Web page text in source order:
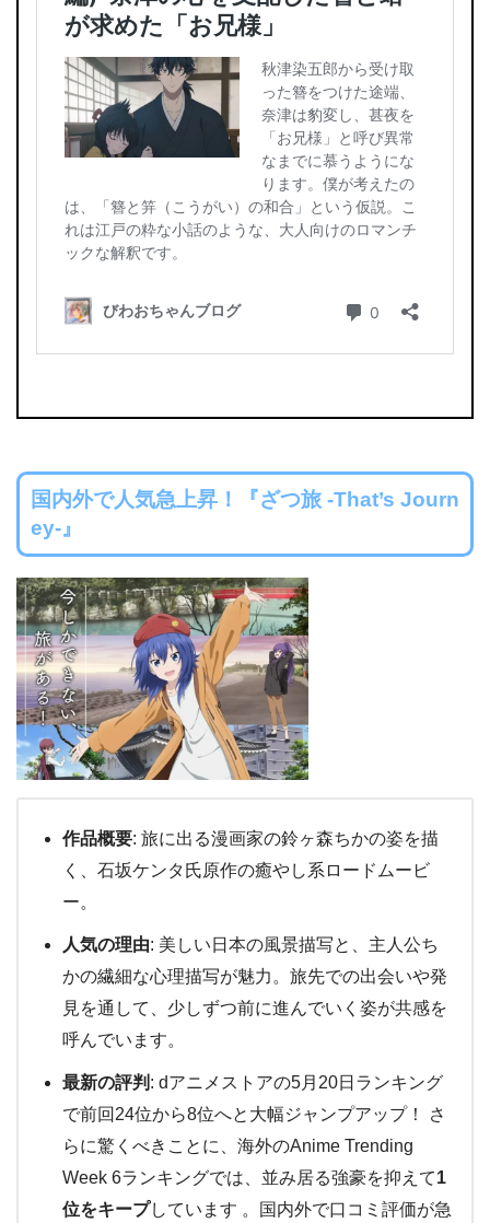
国内外で人気急上昇！『ざつ旅 -That’s Journ
ey-』
作品概要: 旅に出る漫画家の鈴ヶ森ちかの姿を描
く、石坂ケンタ氏原作の癒やし系ロードムービ
ー。
人気の理由: 美しい日本の風景描写と、主人公ち
かの繊細な心理描写が魅力。旅先での出会いや発
見を通して、少しずつ前に進んでいく姿が共感を
呼んでいます。
最新の評判 : dアニメストアの5月20日ランキング
で前回24位から8位へと大幅ジャンプアップ！ さ
らに驚くべきことに、海外のAnime Trending
Week 6ランキングでは、並み居る強豪を抑えて1
位をキープしています 。国内外で口コミ評価が急